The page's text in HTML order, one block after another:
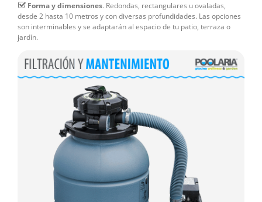
Forma y dimensiones. Redondas, rectangulares u ovaladas,
desde 2 hasta 10 metros y con diversas profundidades. Las opciones
son interminables y se adaptarán al espacio de tu patio, terraza o
jardín.